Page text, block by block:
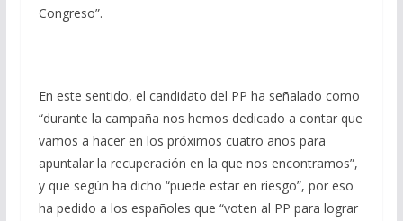
Congreso”.
En este sentido, el candidato del PP ha señalado como
“durante la campaña nos hemos dedicado a contar que
vamos a hacer en los próximos cuatro años para
apuntalar la recuperación en la que nos encontramos”,
y que según ha dicho “puede estar en riesgo”, por eso
ha pedido a los españoles que “voten al PP para lograr